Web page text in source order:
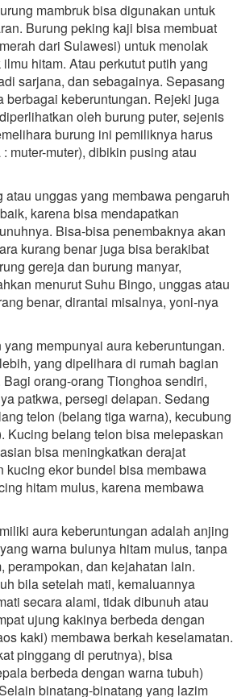
mambruk bisa digunakan untuk
Burung peking kaji bisa membuat
dari Sulawesi) untuk menolak
hitam. Atau perkutut putih yang
sarjana, dan sebagainya. Sepasang
keberuntungan. Rejeki juga
oleh burung puter, sejenis
burung ini pemiliknya harus
muter-muter), dibikin pusing atau
unggas yang membawa pengaruh
karena bisa mendapatkan
Bisa-bisa penembaknya akan
kurang benar juga bisa berakibat
gereja dan burung manyar,
menurut Suhu Bingo, unggas atau
benar, dirantai misalnya, yoni-nya
mempunyai aura keberuntungan.
yang dipelihara di rumah bagian
orang-orang Tionghoa sendiri,
patkwa, persegi delapan. Sedang
telon (belang tiga warna), kecubung
Kucing belang telon bisa melepaskan
bisa meningkatkan derajat
ekor bundel bisa membawa
hitam mulus, karena membawa
aura keberuntungan adalah anjing
warna bulunya hitam mulus, tanpa
dan kejahatan lain.
bila setelah mati, kemaluannya
secara alami, tidak dibunuh atau
ujung kakinya berbeda dengan
kaki) membawa berkah keselamatan.
pinggang di perutnya), bisa
berbeda dengan warna tubuh)
binatang-binatang yang lazim